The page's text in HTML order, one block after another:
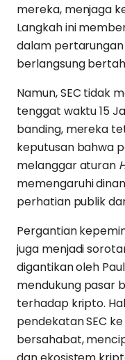
mereka, menjaga
Langkah ini
dalam
berlangsung
Namun, SEC tidak
tenggat waktu 15
banding, mereka
keputusan bahwa
melanggar aturan
memengaruhi
perhatian publik
Pergantian
juga menjadi
digantikan oleh
mendukung pasar
terhadap kripto.
pendekatan SEC
bersahabat,